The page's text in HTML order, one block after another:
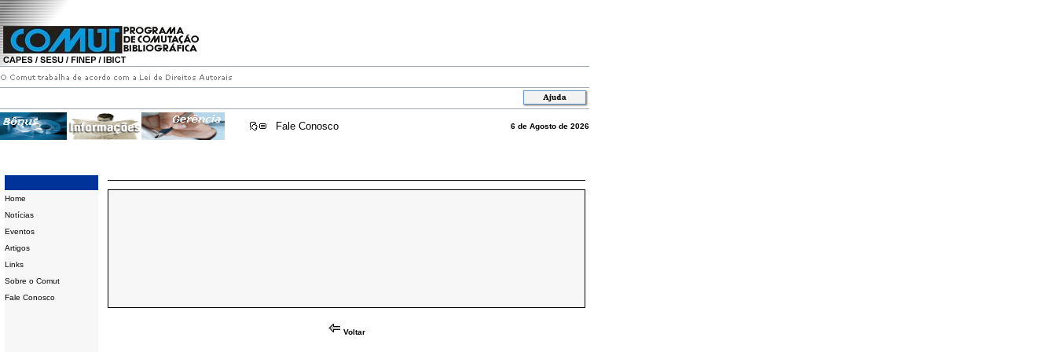
Fale Conosco 6 de Agosto de 2026
Home
Notícias
Eventos
Artigos
Links
Sobre o Comut
Fale Conosco
Voltar